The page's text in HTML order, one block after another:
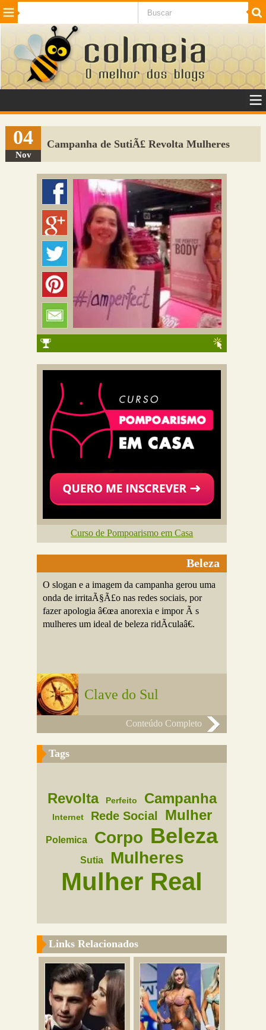
Beleza Cinema e TV
Internet Jogos NotÃ­cias SaÃºde
VeÃ­culos Adulto
Sugerir Link
Adicionar Blog
Colmeia Exchange
04
Nov
Campanha de SutiÃ£ Revolta Mulheres
Curso de Pompoarismo em Casa
Beleza
O slogan e a imagem da campanha gerou uma
onda de irritaÃ§Ã£o nas redes sociais, por
fazer apologia â€œa anorexia e impor Ã s
mulheres um ideal de beleza ridÃ­culaâ€.
Clave do Sul
Conteúdo Completo
Tags
Revolta Perfeito Campanha
Internet Rede Social Mulher
Polemica Corpo Beleza
Sutia Mulheres
Mulher Real
Links Relacionados